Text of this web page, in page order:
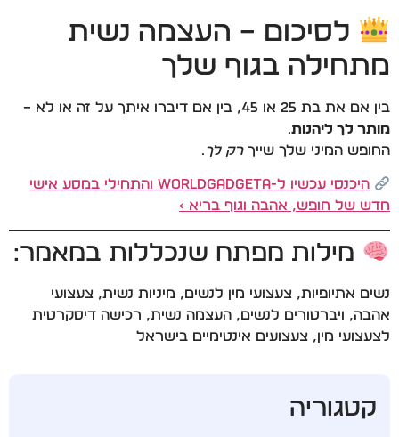
לסיכום – העצמה נשית
מתחילה בגוף שלך
בין אם את בת 25 או 45, בין אם דיברו איתך על זה או לא –
מותר לך ליהנות.
החופש המיני שלך שייךרק לך.
היכנסי עכשיו ל-WorldGadgeta והתחילי במסע אישי
חדש של חופש, אהבה וגוף בריא ›
מילות מפתח שנכללות במאמר:
נשים אתיופיות, צעצועי מין לנשים, מיניות נשית, צעצועי
אהבה, ויברטורים לנשים, העצמה נשית, רכישה דיסקרטית
לצעצועי מין, צעצועים אינטימיים בישראל
קטגוריה